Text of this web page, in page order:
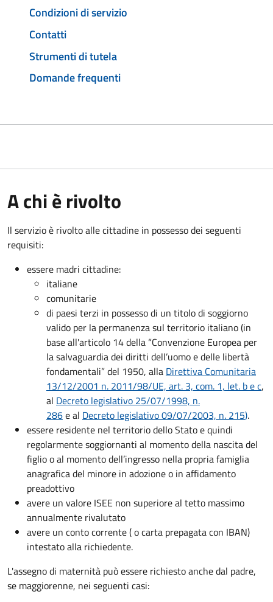
Condizioni di servizio
Contatti
Strumenti di tutela
Domande frequenti
A chi è rivolto
Il servizio è rivolto alle cittadine in possesso dei seguenti
requisiti:
essere madri cittadine:
italiane
comunitarie
di paesi terzi in possesso di un titolo di soggiorno
valido per la permanenza sul territorio italiano (in
base all'articolo 14 della “Convenzione Europea per
la salvaguardia dei diritti dell’uomo e delle libertà
fondamentali” del 1950, alla Direttiva Comunitaria
13/12/2001 n. 2011/98/UE, art. 3, com. 1, let. b e c,
al Decreto legislativo 25/07/1998, n.
286e al Decreto legislativo 09/07/2003, n. 215).
essere residente nel territorio dello Stato e quindi
regolarmente soggiornanti al momento della nascita del
figlio o al momento dell’ingresso nella propria famiglia
anagrafica del minore in adozione o in affidamento
preadottivo
avere un valore ISEE non superiore al tetto massimo
annualmente rivalutato
avere un conto corrente ( o carta prepagata con IBAN)
intestato alla richiedente.
L'assegno di maternità può essere richiesto anche dal padre,
se maggiorenne, nei seguenti casi: